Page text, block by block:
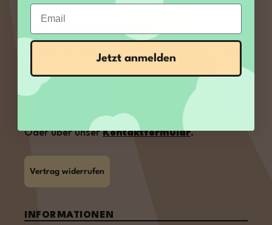
Sie uns an, wir freuen uns auf Sie:
+49 35027 189860
von Mo – Fr 09:00 bis 12:00 und 13:00 bis 14:00
Oder über unserKontaktformular.
Vertrag widerrufen
INFORMATIONEN
Email
Jetzt anmelden